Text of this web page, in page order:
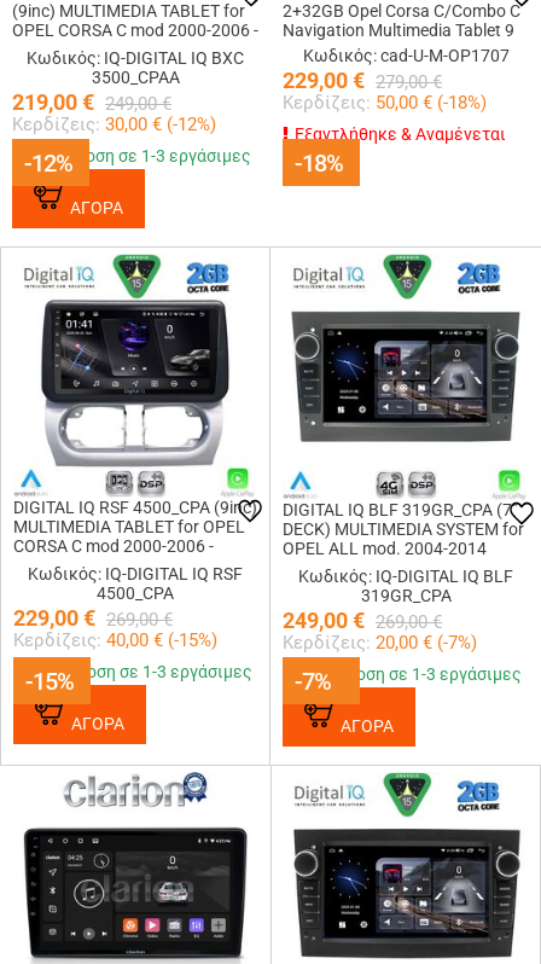
-12%
(9inc) MULTIMEDIA TABLET for
OPEL CORSA C mod 2000-2006 -
TIGRA mod. 2004-2009
Κωδικός: IQ-DIGITAL IQ BXC
3500_CPAA
219,00€ 249,00 €
Κερδίζεις: 30,00 € (-12%)
-12%
Παράδοση σε 1-3 εργάσιμες
ΑΓΟΡΑ
-18%
2+32GB Opel Corsa C/Combo C
Navigation Multimedia Tablet 9
Κωδικός: cad-U-M-OP1707
229,00€ 279,00 €
Κερδίζεις: 50,00 € (-18%)
-18%
Εξαντλήθηκε & Αναμένεται
-15%
DIGITAL IQ RSF 4500_CPA (9inc)
MULTIMEDIA TABLET for OPEL
CORSA C mod 2000-2006 -
TIGRA mod. 2004-2009
Κωδικός: IQ-DIGITAL IQ RSF
4500_CPA
229,00€ 269,00 €
Κερδίζεις: 40,00 € (-15%)
-15%
Παράδοση σε 1-3 εργάσιμες
ΑΓΟΡΑ
-7%
DIGITAL IQ BLF 319GR_CPA (7"
DECK) MULTIMEDIA SYSTEM for
OPEL ALL mod. 2004-2014
(GREY)
Κωδικός: IQ-DIGITAL IQ BLF
319GR_CPA
249,00€ 269,00 €
Κερδίζεις: 20,00 € (-7%)
-7%
Παράδοση σε 1-3 εργάσιμες
ΑΓΟΡΑ